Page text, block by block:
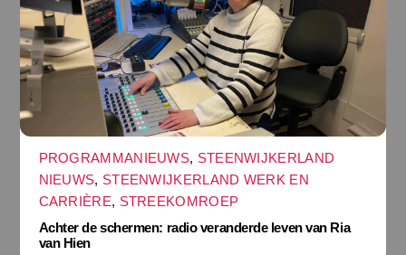
PROGRAMMANIEUWS, STEENWIJKERLAND
NIEUWS, STEENWIJKERLAND WERK EN
CARRIÈRE, STREEKOMROEP
Achter de schermen: radio veranderde leven van Ria
van Hien